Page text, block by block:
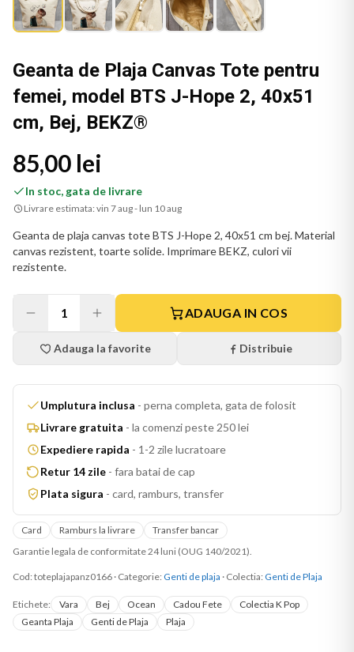
Geanta de Plaja Canvas Tote pentru
femei, model BTS J-Hope 2, 40x51
cm, Bej, BEKZ®
85,00 lei
In stoc, gata de livrare
Livrare estimata: vin 7 aug - lun 10 aug
Geanta de plaja canvas tote BTS J-Hope 2, 40x51 cm bej. Material
canvas rezistent, toarte solide. Imprimare BEKZ, culori vii
rezistente.
1 ADAUGA IN COS
Adauga la favorite Distribuie
Umplutura inclusa - perna completa, gata de folosit
Livrare gratuita - la comenzi peste 250 lei
Expediere rapida - 1-2 zile lucratoare
Retur 14 zile - fara batai de cap
Plata sigura - card, ramburs, transfer
Card Ramburs la livrare
Transfer bancar
Garantie legala de conformitate 24 luni (OUG 140/2021).
Cod: toteplajapanz0166 · Categorie: Genti de plaja · Colectia: Genti de Plaja
Etichete: Vara Bej Ocean Cadou Fete
Colectia K Pop
Geanta Plaja
Genti de Plaja Plaja